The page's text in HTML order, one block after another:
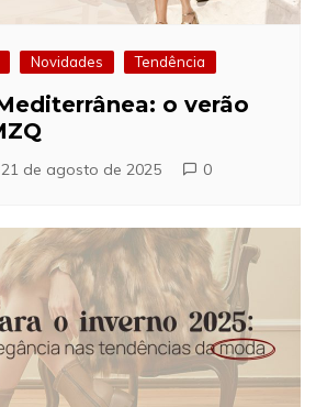
Novidades Tendência
o verão
21 de agosto de 2025 0